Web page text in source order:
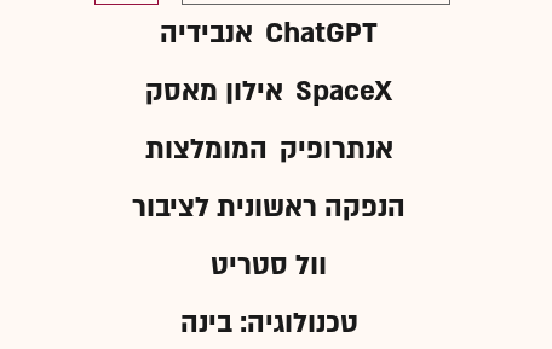
ChatGPT אנבידיה
SpaceX אילון מאסק
אנתרופיק המומלצות
הנפקה ראשונית לציבור
וול סטריט
טכנולוגיה: בינה